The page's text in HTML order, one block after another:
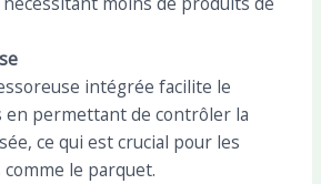
intégrée facilite le
en permettant de contrôler la
ce qui est crucial pour les
le parquet.